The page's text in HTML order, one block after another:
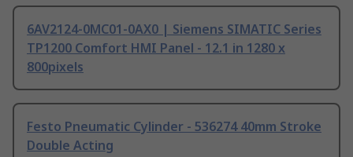
6AV2124-0MC01-0AX0 | Siemens SIMATIC Series
TP1200 Comfort HMI Panel - 12.1 in 1280 x
800pixels
Festo Pneumatic Cylinder - 536274 40mm Stroke
Double Acting